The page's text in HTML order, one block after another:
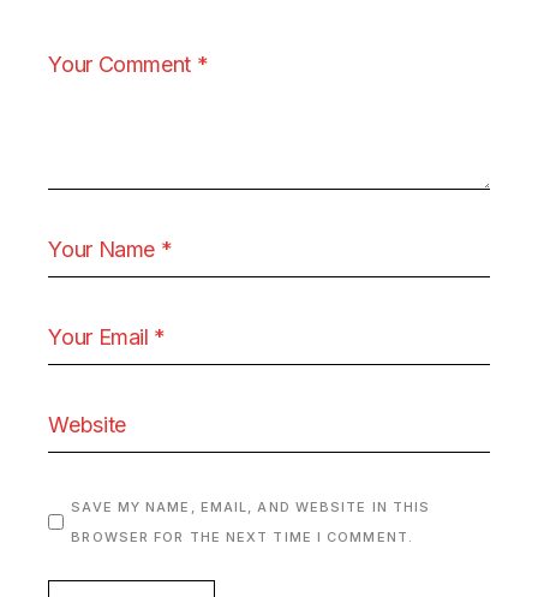
SAVE MY NAME, EMAIL, AND WEBSITE IN THIS
BROWSER FOR THE NEXT TIME I COMMENT.